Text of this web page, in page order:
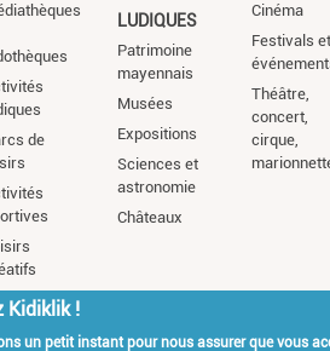
de
LUDIQUES
Patrimoine
mayennais
Musées
Expositions
Sciences et
astronomie
Châteaux
Cinéma
Festivals et
Théâtre,
concert,
cirque,
Kidiklik !
un petit instant pour nous assurer que vous